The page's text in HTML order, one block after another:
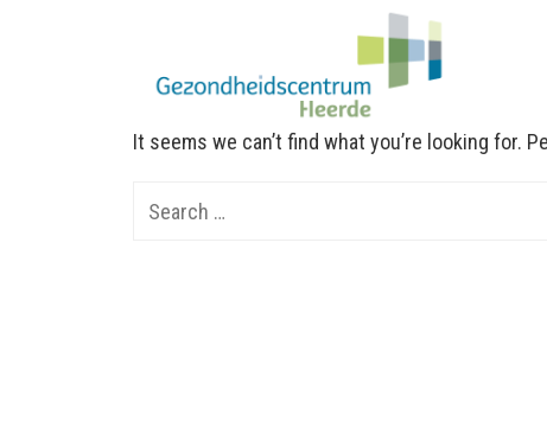
It seems we can’t find what you’re looking for.
for: